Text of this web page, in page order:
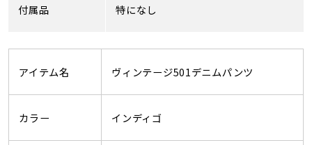
付属品 特になし
アイテム名 ヴィンテージ501デニムパンツ
カラー インディゴ